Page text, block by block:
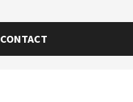
CONTACT